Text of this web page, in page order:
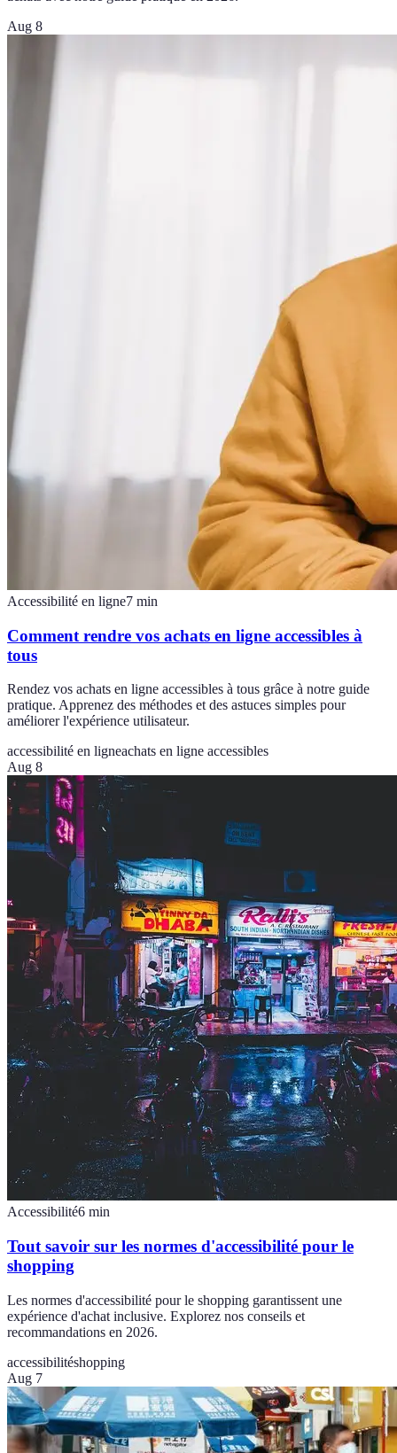
Aug 8
Accessibilité en ligne7 min
Comment rendre vos achats en ligne accessibles à
tous
Rendez vos achats en ligne accessibles à tous grâce à notre guide
pratique. Apprenez des méthodes et des astuces simples pour
améliorer l'expérience utilisateur.
accessibilité en ligneachats en ligne accessibles
Aug 8
Accessibilité6 min
Tout savoir sur les normes d'accessibilité pour le
shopping
Les normes d'accessibilité pour le shopping garantissent une
expérience d'achat inclusive. Explorez nos conseils et
recommandations en 2026.
accessibilitéshopping
Aug 7